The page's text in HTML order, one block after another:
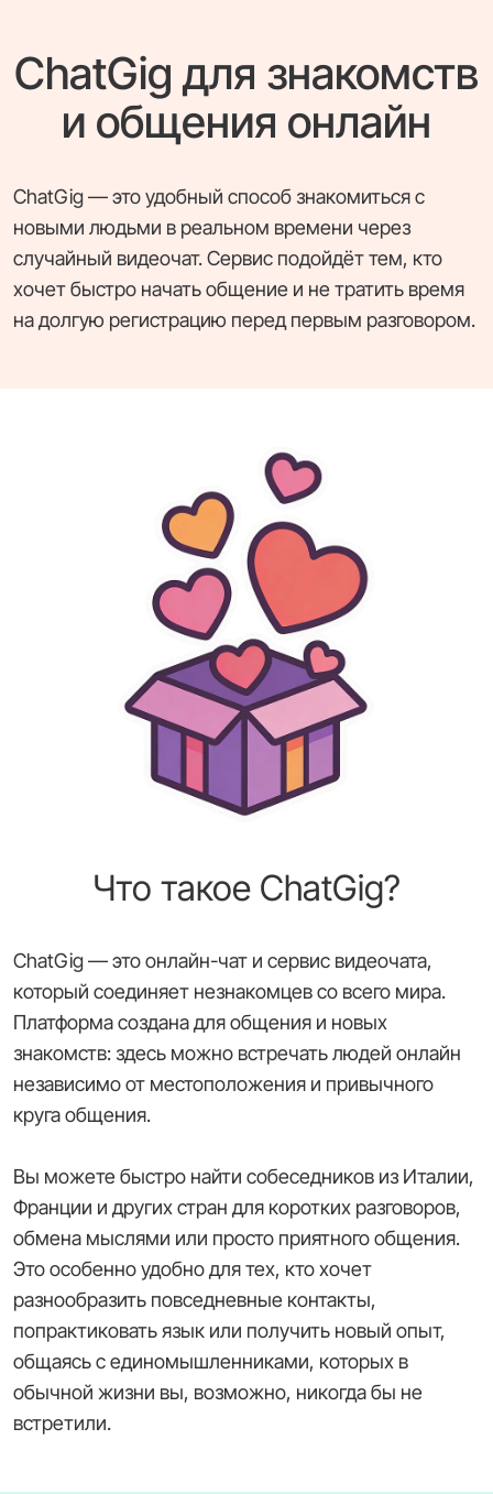
ChatGig для знакомств
и общения онлайн
ChatGig — это удобный способ знакомиться с
новыми людьми в реальном времени через
случайный видеочат. Сервис подойдёт тем, кто
хочет быстро начать общение и не тратить время
на долгую регистрацию перед первым разговором.
Что такое ChatGig?
ChatGig — это онлайн-чат и сервис видеочата,
который соединяет незнакомцев со всего мира.
Платформа создана для общения и новых
знакомств: здесь можно встречать людей онлайн
независимо от местоположения и привычного
круга общения.
Вы можете быстро найти собеседников из Италии,
Франции и других стран для коротких разговоров,
обмена мыслями или просто приятного общения.
Это особенно удобно для тех, кто хочет
разнообразить повседневные контакты,
попрактиковать язык или получить новый опыт,
общаясь с единомышленниками, которых в
обычной жизни вы, возможно, никогда бы не
встретили.